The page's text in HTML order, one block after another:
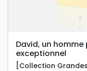
David, un
exceptionnel
[Collection